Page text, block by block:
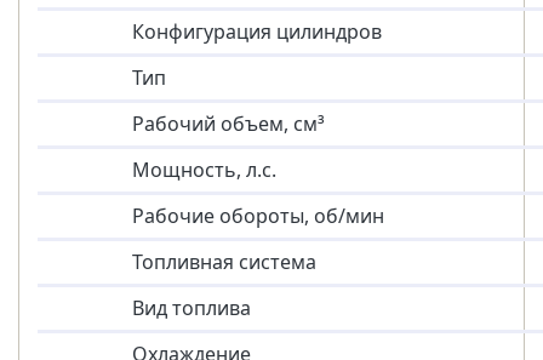
Конфигурация цилиндров
Тип
Рабочий объем, см³
Мощность, л.с.
Рабочие обороты, об/мин
Топливная система
Вид топлива
Охлаждение